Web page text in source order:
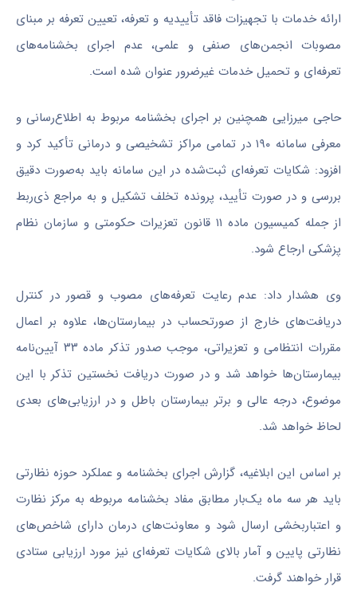
ارائه خدمات با تجهیزات فاقد تأییدیه و تعرفه، تعیین تعرفه بر مبنای
مصوبات انجمن‌های صنفی و علمی، عدم اجرای بخشنامه‌های
تعرفه‌ای و تحمیل خدمات غیرضرور عنوان شده است.
حاجی میرزایی همچنین بر اجرای بخشنامه مربوط به اطلاع‌رسانی و
معرفی سامانه ۱۹۰ در تمامی مراکز تشخیصی و درمانی تأکید کرد و
افزود: شکایات تعرفه‌ای ثبت‌شده در این سامانه باید به‌صورت دقیق
بررسی و در صورت تأیید، پرونده تخلف تشکیل و به مراجع ذی‌ربط
از جمله کمیسیون ماده ۱۱ قانون تعزیرات حکومتی و سازمان نظام
پزشکی ارجاع شود.
وی هشدار داد: عدم رعایت تعرفه‌های مصوب و قصور در کنترل
دریافت‌های خارج از صورتحساب در بیمارستان‌ها، علاوه بر اعمال
مقررات انتظامی و تعزیراتی، موجب صدور تذکر ماده ۳۳ آیین‌نامه
بیمارستان‌ها خواهد شد و در صورت دریافت نخستین تذکر با این
موضوع، درجه عالی و برتر بیمارستان باطل و در ارزیابی‌های بعدی
لحاظ خواهد شد.
بر اساس این ابلاغیه، گزارش اجرای بخشنامه و عملکرد حوزه نظارتی
باید هر سه ماه یک‌بار مطابق مفاد بخشنامه مربوطه به مرکز نظارت
و اعتباربخشی ارسال شود و معاونت‌های درمان دارای شاخص‌های
نظارتی پایین و آمار بالای شکایات تعرفه‌ای نیز مورد ارزیابی ستادی
قرار خواهند گرفت.